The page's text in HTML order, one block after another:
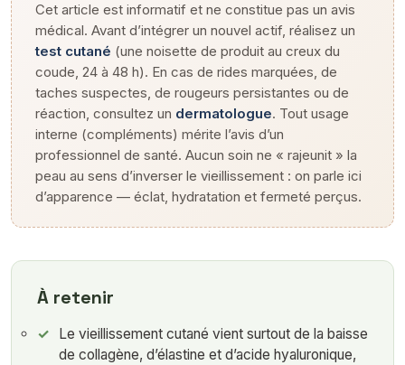
Cet article est informatif et ne constitue pas un avis
médical. Avant d’intégrer un nouvel actif, réalisez un
test cutané (une noisette de produit au creux du
coude, 24 à 48 h). En cas de rides marquées, de
taches suspectes, de rougeurs persistantes ou de
réaction, consultez un dermatologue. Tout usage
interne (compléments) mérite l’avis d’un
professionnel de santé. Aucun soin ne « rajeunit » la
peau au sens d’inverser le vieillissement : on parle ici
d’apparence — éclat, hydratation et fermeté perçus.
À retenir
Le vieillissement cutané vient surtout de la baisse
de collagène, d’élastine et d’acide hyaluronique,